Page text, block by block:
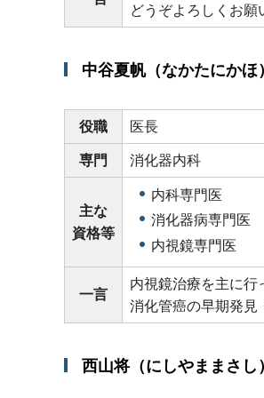
どうぞよろしくお願
中谷夏帆（なかたにかほ）
役職 医長
専門 消化器内科
主な
資格等
内科専門医
消化器病専門医
内視鏡専門医
一言
内視鏡治療を主に行
消化管癌の早期発見
西山将（にしやままさし）